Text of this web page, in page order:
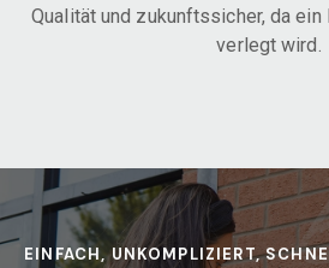
Qualität und zukunftssicher, da
verlegt wird.
EINFACH, UNKOMPLIZIERT,